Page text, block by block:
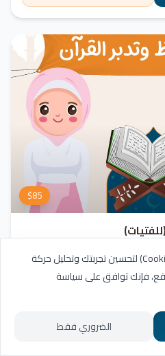
$85
للسور المحفوظة، وترسيخ القيم والأخلاق
القراءة والفهم.
نستخدم ملفات تعريف الارتباط (Cookies) لتحسين تجربتك وتحليل حركة
فإنك توافق على سياسة
الضروري فقط